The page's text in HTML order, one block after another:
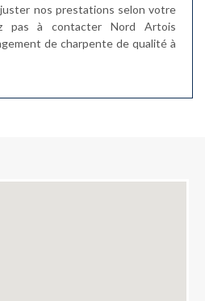
nos prestations selon votre
pas à contacter Nord Artois
de charpente de qualité à